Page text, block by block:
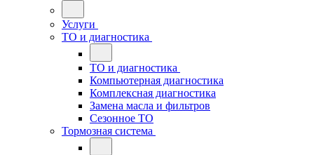
Услуги
ТО и диагностика
ТО и диагностика
Компьютерная диагностика
Комплексная диагностика
Замена масла и фильтров
Сезонное ТО
Тормозная система